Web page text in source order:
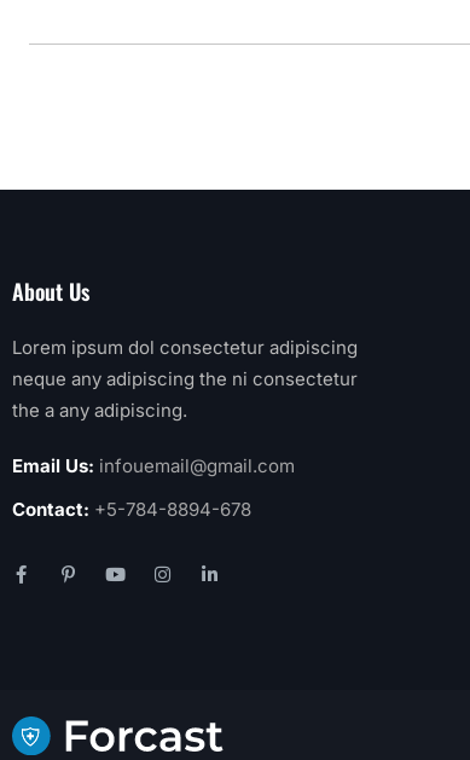
About Us
Lorem ipsum dol consectetur adipiscing
neque any adipiscing the ni consectetur
the a any adipiscing.
Email Us: infouemail@gmail.com
Contact: +5-784-8894-678